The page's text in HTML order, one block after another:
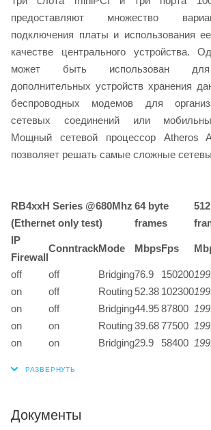
предоставляют множество
подключения платы и использования
качестве центрального устройства.
может быть использован для
дополнительных устройств хранения
беспроводных модемов для
сетевых соединений или
Мощный сетевой процессор Atheros
позволяет решать самые сложные
RB4xxH Series @680Mhz
(Ethernet only test)
64 byte
frames
IP
Firewall
ConntrackMode MbpsFps
off off Bridging76.9 150200
on
off Routing 52.38 102300
on
off Bridging44.9587800
on
on Routing39.6877500
on
on Bridging29.9 58400
Документы